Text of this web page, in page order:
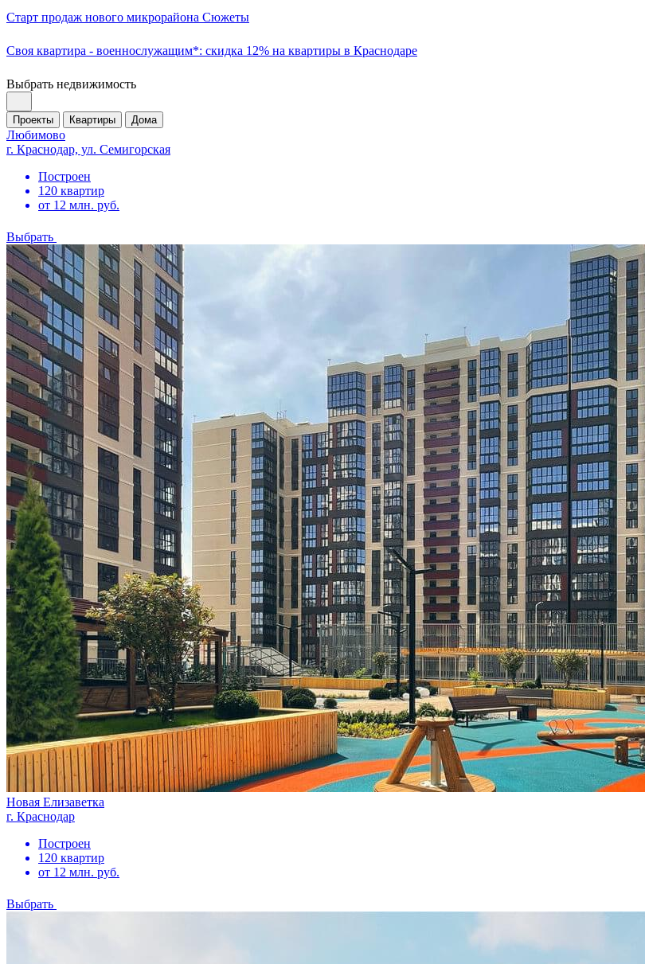
Старт продаж нового микрорайона Сюжеты
Своя квартира - военнослужащим*: скидка 12% на квартиры в Краснодаре
Выбрать недвижимость
Проекты Квартиры Дома
Любимово
г. Краснодар, ул. Семигорская
Построен
120 квартир
от 12 млн. руб.
Выбрать
Новая Елизаветка
г. Краснодар
Построен
120 квартир
от 12 млн. руб.
Выбрать